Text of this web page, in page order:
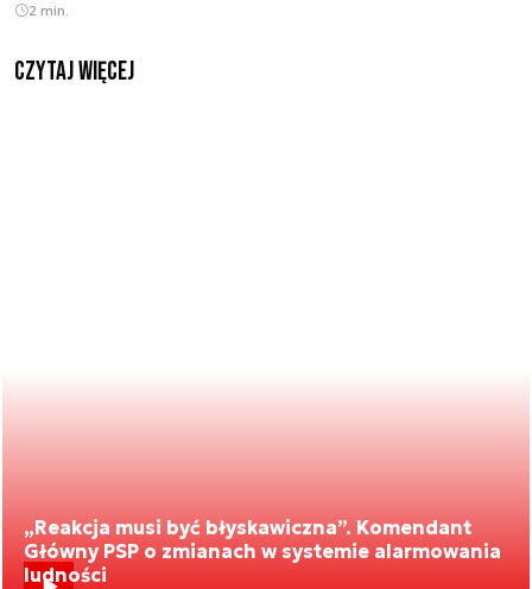
2 min.
czytaj więcej
„Reakcja musi być błyskawiczna”. Komendant
Główny PSP o zmianach w systemie alarmowania
ludności